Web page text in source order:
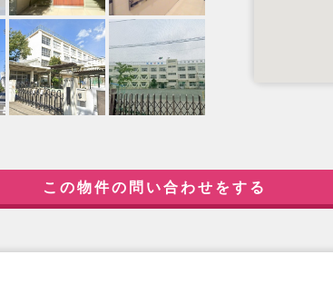
この物件の問い合わせをする